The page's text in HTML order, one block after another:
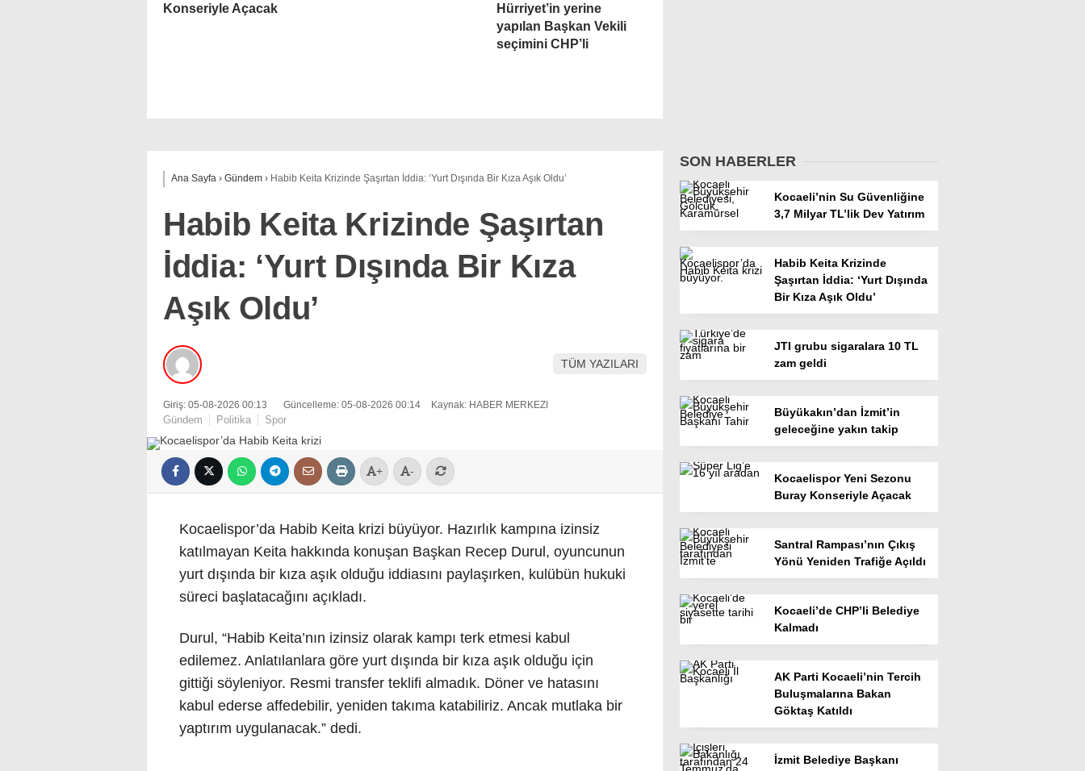
Konseriyle Açacak
Hürriyet’in yerine
yapılan Başkan Vekili
seçimini CHP’li
Ana Sayfa › Gündem › Habib Keita Krizinde Şaşırtan İddia: ‘Yurt Dışında Bir Kıza Aşık Oldu’
Habib Keita Krizinde Şaşırtan
İddia: ‘Yurt Dışında Bir Kıza
Aşık Oldu’
TÜM YAZILARI
Giriş: 05-08-2026 00:13 Güncelleme: 05-08-2026 00:14 Kaynak: HABER MERKEZI
Gündem Politika Spor
+ -
Kocaelispor’da Habib Keita krizi büyüyor. Hazırlık kampına izinsiz
katılmayan Keita hakkında konuşan Başkan Recep Durul, oyuncunun
yurt dışında bir kıza aşık olduğu iddiasını paylaşırken, kulübün hukuki
süreci başlatacağını açıkladı.
Durul, “Habib Keita’nın izinsiz olarak kampı terk etmesi kabul
edilemez. Anlatılanlara göre yurt dışında bir kıza aşık olduğu için
gittiği söyleniyor. Resmi transfer teklifi almadık. Döner ve hatasını
kabul ederse affedebilir, yeniden takıma katabiliriz. Ancak mutlaka bir
yaptırım uygulanacak.” dedi.
SON HABERLER
Kocaeli’nin Su Güvenliğine
3,7 Milyar TL’lik Dev Yatırım
Habib Keita Krizinde
Şaşırtan İddia: ‘Yurt Dışında
Bir Kıza Aşık Oldu’
JTI grubu sigaralara 10 TL
zam geldi
Büyükakın’dan İzmit’in
geleceğine yakın takip
Kocaelispor Yeni Sezonu
Buray Konseriyle Açacak
Santral Rampası’nın Çıkış
Yönü Yeniden Trafiğe Açıldı
Kocaeli’de CHP’li Belediye
Kalmadı
AK Parti Kocaeli’nin Tercih
Buluşmalarına Bakan
Göktaş Katıldı
İzmit Belediye Başkanı